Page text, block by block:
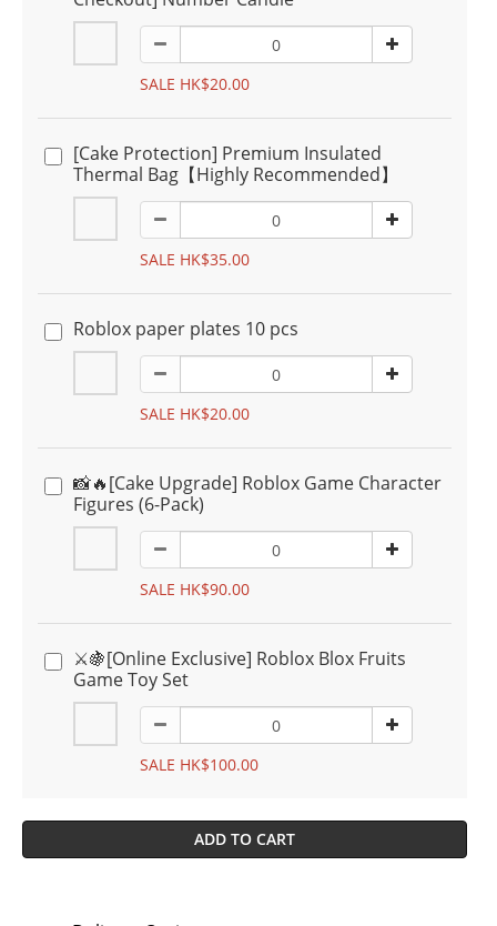
SALE HK$20.00
[Cake Protection] Premium Insulated
Thermal Bag【Highly Recommended】
SALE HK$35.00
Roblox paper plates 10 pcs
SALE HK$20.00
📸🔥[Cake Upgrade] Roblox Game Character
Figures (6-Pack)
SALE HK$90.00
⚔️🍇[Online Exclusive] Roblox Blox Fruits
Game Toy Set
SALE HK$100.00
ADD TO CART